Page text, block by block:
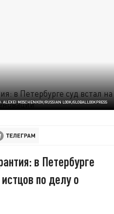
ALEXEI MOSCHENKOV/RUSSIAN LOOK/GLOBALLOOKPRESS
в Петербурге
по делу о